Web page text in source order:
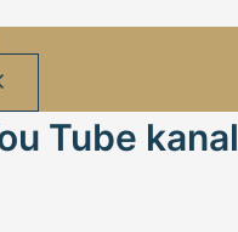
Tube kanal